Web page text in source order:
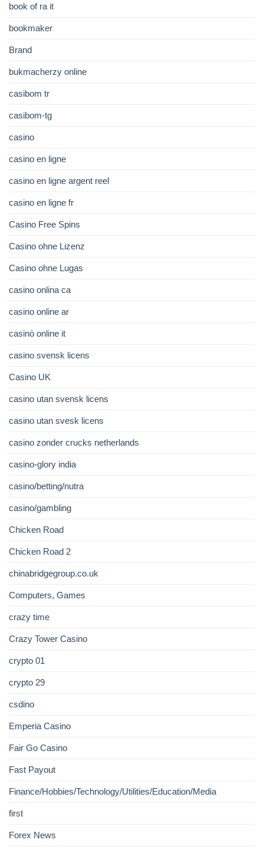
book of ra it
bookmaker
Brand
bukmacherzy online
casibom tr
casibom-tg
casino
casino en ligne
casino en ligne argent reel
casino en ligne fr
Casino Free Spins
Casino ohne Lizenz
Casino ohne Lugas
casino onlina ca
casino online ar
casinò online it
casino svensk licens
Casino UK
casino utan svensk licens
casino utan svesk licens
casino zonder crucks netherlands
casino-glory india
casino/betting/nutra
casino/gambling
Chicken Road
Chicken Road 2
chinabridgegroup.co.uk
Computers, Games
crazy time
Crazy Tower Сasino
crypto 01
crypto 29
csdino
Emperia Casino
Fair Go Casino
Fast Payout
Finance/Hobbies/Technology/Utilities/Education/Media
first
Forex News